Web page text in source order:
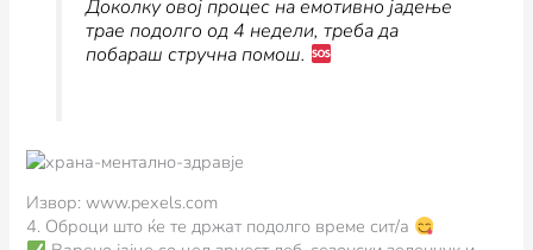
Доколку овој процес на емотивно јадење
трае подолго од 4 недели, треба да
побараш стручна помош.
Извор: www.pexels.com
4. Оброци што ќе те држат подолго време сит/а